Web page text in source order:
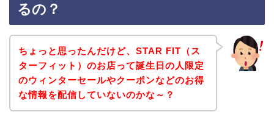
るの？
ちょっと思ったんだけど、STAR FIT（ス
ターフィット）のお店って誕生日の人限定
のウィンターセールやクーポンなどのお得
な情報を配信していないのかな～？